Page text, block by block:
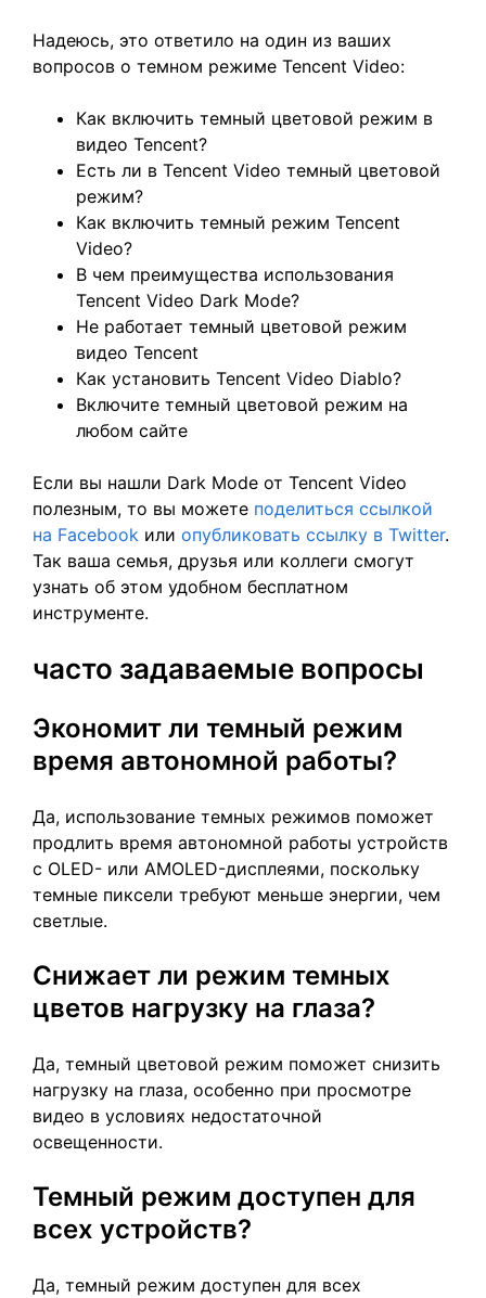
Надеюсь, это ответило на один из ваших
вопросов о темном режиме Tencent Video:
Как включить темный цветовой режим в
видео Tencent?
Есть ли в Tencent Video темный цветовой
режим?
Как включить темный режим Tencent
Video?
В чем преимущества использования
Tencent Video Dark Mode?
Не работает темный цветовой режим
видео Tencent
Как установить Tencent Video Diablo?
Включите темный цветовой режим на
любом сайте
Если вы нашли Dark Mode от Tencent Video
полезным, то вы можете поделиться ссылкой
на Facebook или опубликовать ссылку в Twitter.
Так ваша семья, друзья или коллеги смогут
узнать об этом удобном бесплатном
инструменте.
часто задаваемые вопросы
Экономит ли темный режим
время автономной работы?
Да, использование темных режимов поможет
продлить время автономной работы устройств
с OLED- или AMOLED-дисплеями, поскольку
темные пиксели требуют меньше энергии, чем
светлые.
Снижает ли режим темных
цветов нагрузку на глаза?
Да, темный цветовой режим поможет снизить
нагрузку на глаза, особенно при просмотре
видео в условиях недостаточной
освещенности.
Темный режим доступен для
всех устройств?
Да, темный режим доступен для всех